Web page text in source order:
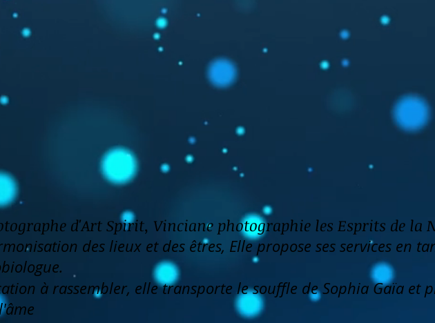
d'Art Spirit, Vinciane photographie les Esprits de la
des lieux et des êtres, Elle propose ses services en
à rassembler, elle transporte le souffle de Sophia Gaïa et